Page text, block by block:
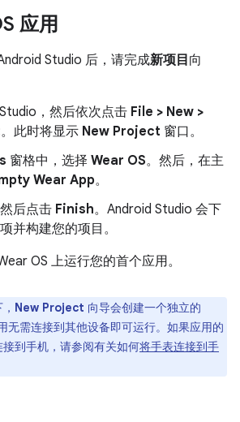
应用
Studio 后，请完成新项目 向
，然后依次点击 File > New >
。此时将显示 New Project 窗口。
窗格中，选择 Wear OS。然后，在主
Wear App。
后点击 Finish。Android Studio 会下
并构建您的项目。
OS 上运行您的首个应用。
New Project 向导会创建一个独立的
无需连接到其他设备即可运行。如果应用的
到手机，请参阅有关如何将手表连接到手